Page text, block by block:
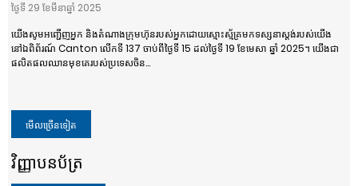
ថ្ងៃទី 29 ខែមីនាឆ្នាំ 2025
យើងសូមអញ្ជើញអ្នក និងតំណាងក្រុមហ៊ុនរបស់អ្នកដោយស្មោះស្ម័គ្រមកទស្សនាស្តង់របស់យើង
នៅឯពិព័រណ៍ Canton លើកទី 137 ចាប់ពីថ្ងៃទី 15 ដល់ថ្ងៃទី 19 ខែមេសា ឆ្នាំ 2025។ យើងជា
ផលិតផលឈានមុខគេរបស់ប្រទេសចិន...
មើលច្រើនទៀត
វិញ្ញាបនប័ត្រ